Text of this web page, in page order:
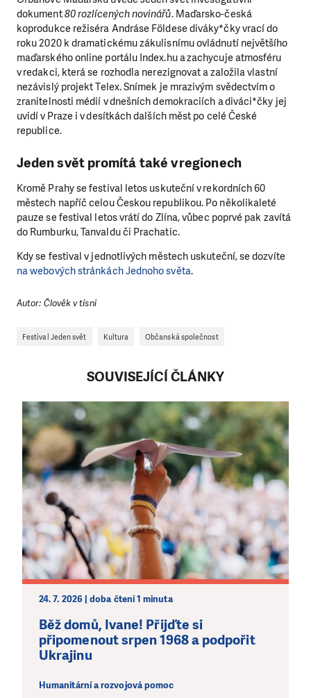
dokument80 rozlícených novinářů. Maďarsko-česká
koprodukce režiséra Andráse Földese diváky*čky vrací do
roku 2020 k dramatickému zákulisnímu ovládnutí největšího
maďarského online portálu Index.hu a zachycuje atmosféru
v redakci, která se rozhodla nerezignovat a založila vlastní
nezávislý projekt Telex. Snímek je mrazivým svědectvím o
zranitelnosti médií v dnešních demokraciích a diváci*čky jej
uvidí v Praze i v desítkách dalších měst po celé České
republice.
Jeden svět promítá také v regionech
Kromě Prahy se festival letos uskuteční v rekordních 60
městech napříč celou Českou republikou. Po několikaleté
pauze se festival letos vrátí do Zlína, vůbec poprvé pak zavítá
do Rumburku, Tanvaldu či Prachatic.
Kdy se festival v jednotlivých městech uskuteční, se dozvíte
na webových stránkách Jednoho světa.
Autor: Člověk v tísni
Festival Jeden svět Kultura Občanská společnost
SOUVISEJÍCÍ ČLÁNKY
24. 7. 2026 | doba čtení 1 minuta
Běž domů, Ivane! Přijďte si
připomenout srpen 1968 a podpořit
Ukrajinu
Humanitární a rozvojová pomoc